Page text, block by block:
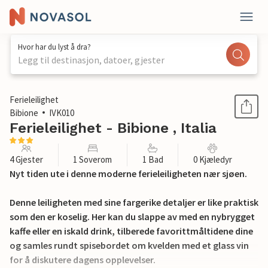
Hvor har du lyst å dra?
Legg til destinasjon, datoer, gjester
1 / 21
Ferieleilighet
Bibione
IVK010
Ferieleilighet - Bibione , Italia
4 Gjester 1 Soverom 1 Bad 0 Kjæledyr
Nyt tiden ute i denne moderne ferieleiligheten nær sjøen.
Denne leiligheten med sine fargerike detaljer er like praktisk
som den er koselig. Her kan du slappe av med en nybrygget
kaffe eller en iskald drink, tilberede favorittmåltidene dine
og samles rundt spisebordet om kvelden med et glass vin
for å diskutere dagens opplevelser.